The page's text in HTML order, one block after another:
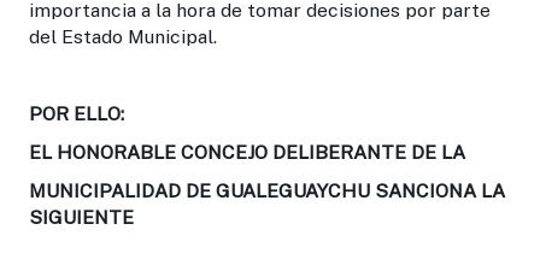
importancia a la hora de tomar decisiones por parte
del Estado Municipal.
POR ELLO:
EL HONORABLE CONCEJO DELIBERANTE DE LA
MUNICIPALIDAD DE GUALEGUAYCHU SANCIONA LA
SIGUIENTE